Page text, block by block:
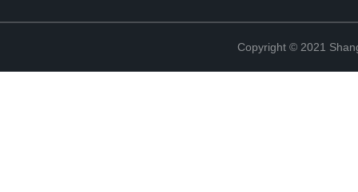
Copyright © 2021